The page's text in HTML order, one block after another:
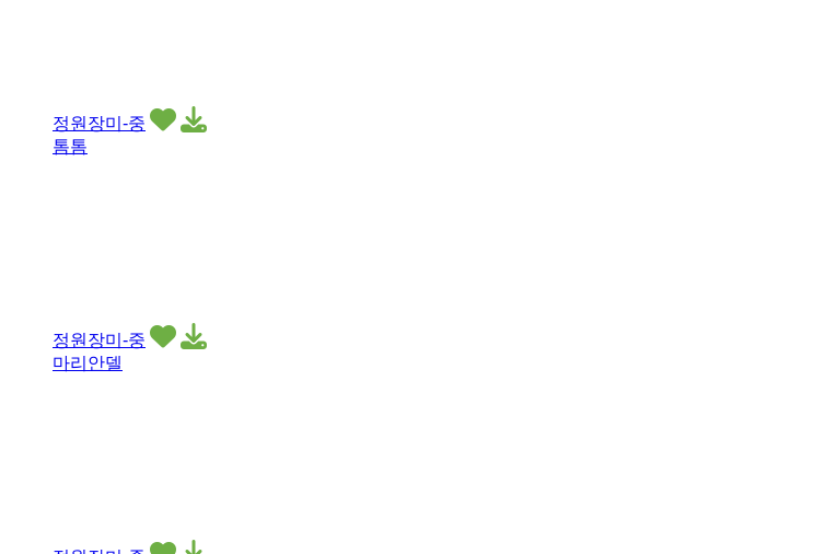
정원장미-중
톰톰
정원장미-중
마리안델